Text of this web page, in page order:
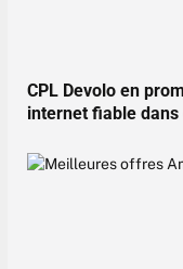
CPL Devolo en
internet fiable